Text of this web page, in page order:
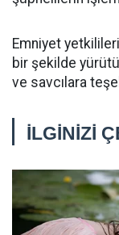
Emniyet
bir şekilde
ve savcılara